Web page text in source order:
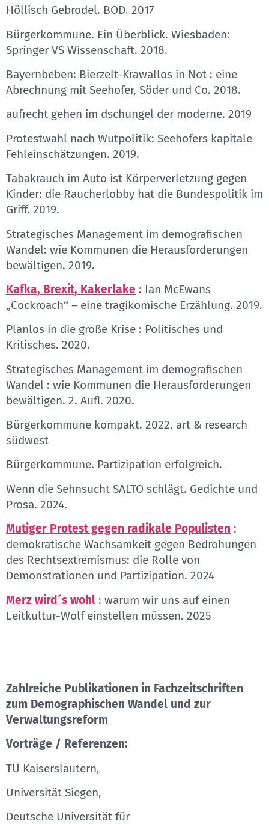
Höllisch Gebrodel. BOD. 2017
Bürgerkommune. Ein Überblick. Wiesbaden:
Springer VS Wissenschaft. 2018.
Bayernbeben: Bierzelt-Krawallos in Not : eine
Abrechnung mit Seehofer, Söder und Co. 2018.
aufrecht gehen im dschungel der moderne. 2019
Protestwahl nach Wutpolitik: Seehofers kapitale
Fehleinschätzungen. 2019.
Tabakrauch im Auto ist Körperverletzung gegen
Kinder: die Raucherlobby hat die Bundespolitik im
Griff. 2019.
Strategisches Management im demografischen
Wandel: wie Kommunen die Herausforderungen
bewältigen. 2019.
Kafka, Brexit, Kakerlake : Ian McEwans
„Cockroach“ – eine tragikomische Erzählung. 2019.
Planlos in die große Krise : Politisches und
Kritisches. 2020.
Strategisches Management im demografischen
Wandel : wie Kommunen die Herausforderungen
bewältigen. 2. Aufl. 2020.
Bürgerkommune kompakt. 2022. art & research
südwest
Bürgerkommune. Partizipation erfolgreich.
Wenn die Sehnsucht SALTO schlägt. Gedichte und
Prosa. 2024.
Mutiger Protest gegen radikale Populisten :
demokratische Wachsamkeit gegen Bedrohungen
des Rechtsextremismus: die Rolle von
Demonstrationen und Partizipation. 2024
Merz wird´s wohl : warum wir uns auf einen
Leitkultur-Wolf einstellen müssen. 2025
Zahlreiche Publikationen in Fachzeitschriften
zum Demographischen Wandel und zur
Verwaltungsreform
Vorträge / Referenzen:
TU Kaiserslautern,
Universität Siegen,
Deutsche Universität für